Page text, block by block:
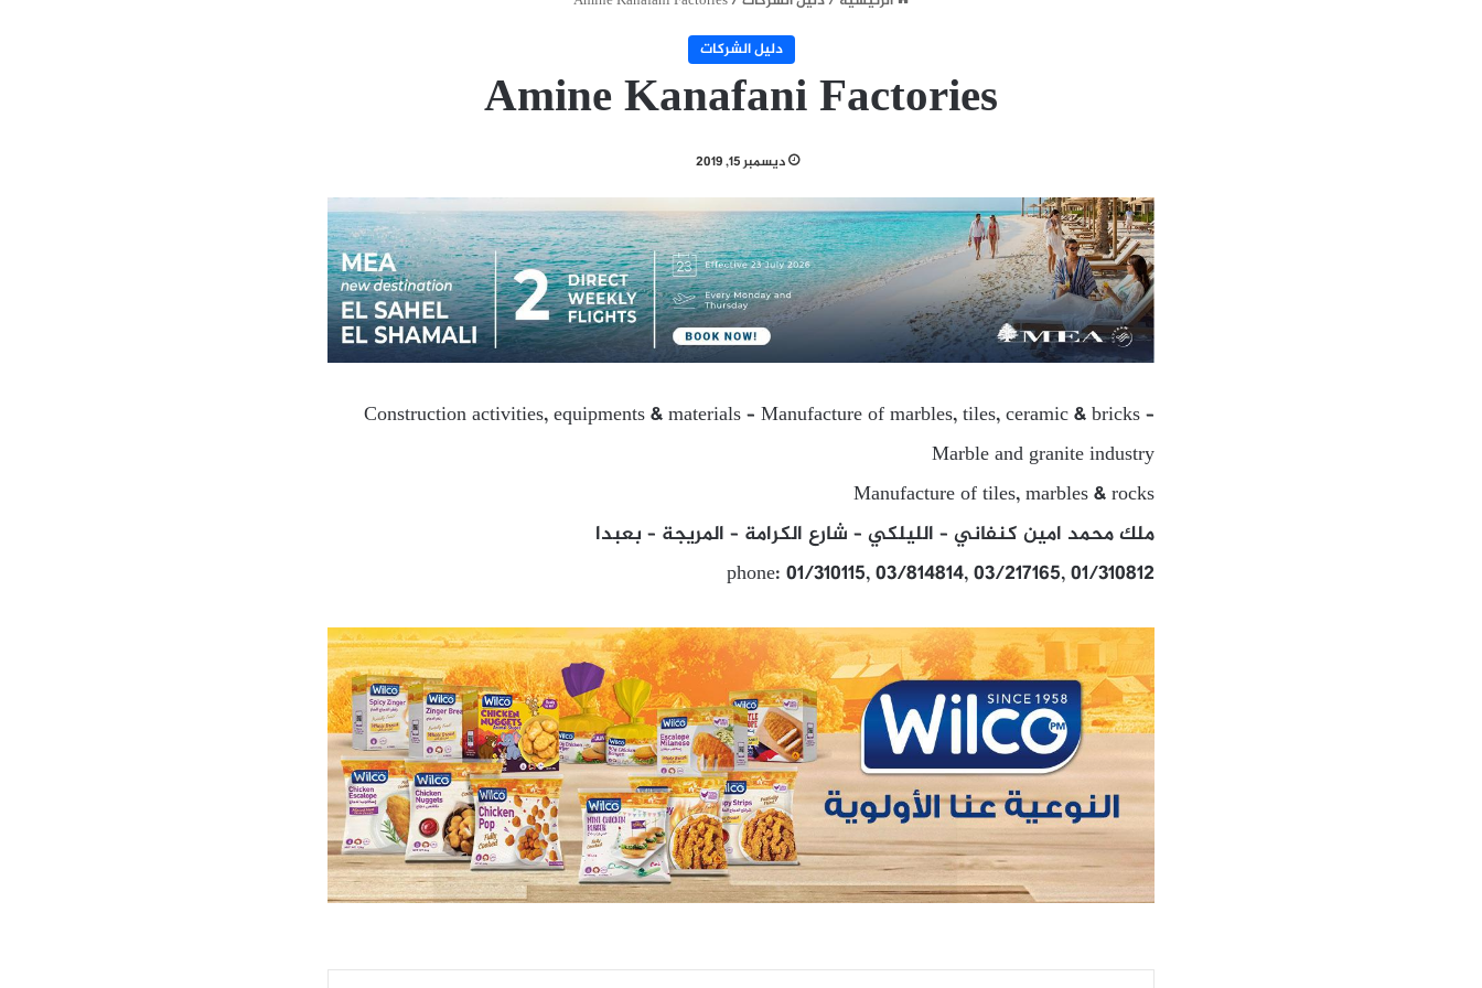
دليل الشركات
Amine Kanafani Factories
ديسمبر 15, 2019
Construction activities, equipments & materials – Manufacture of marbles, tiles, ceramic & bricks –
Marble and granite industry
Manufacture of tiles, marbles & rocks
ملك محمد امين كنفاني – الليلكي – شارع الكرامة – المريجة – بعبدا
phone: 01/310115, 03/814814, 03/217165, 01/310812